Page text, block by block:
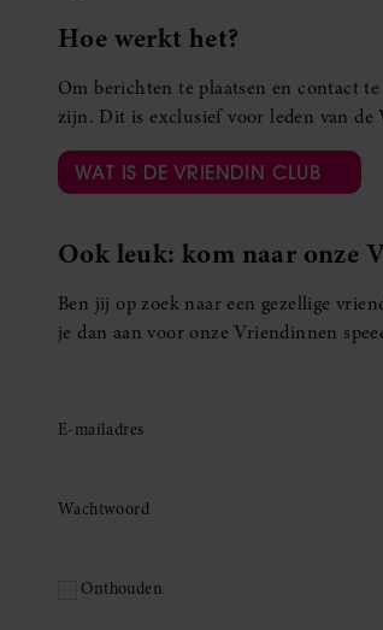
Hoe werkt het?
Om berichten te plaatsen en contact
zijn. Dit is exclusief voor leden van
WAT IS DE VRIENDIN CLUB
Ook leuk: kom naar onze
Ben jij op zoek naar een gezellige
je dan aan voor onze Vriendinnen
E-mailadres
Wachtwoord
Onthouden